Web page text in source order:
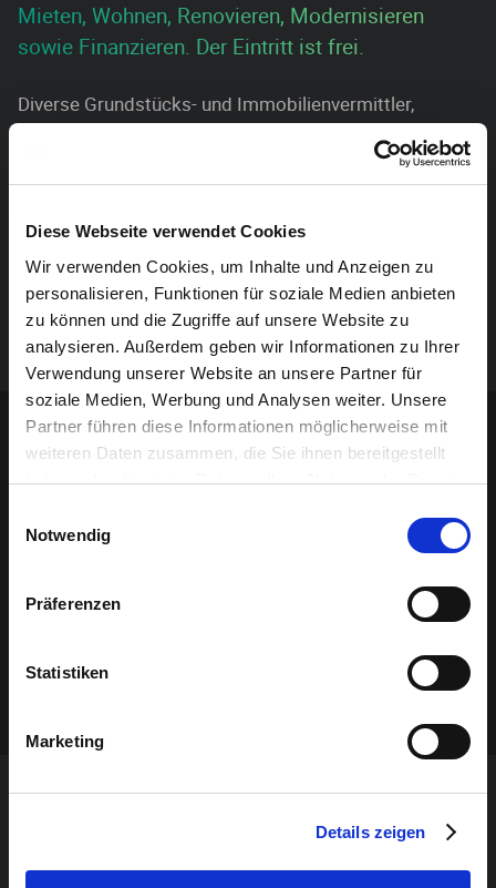
Diese Webseite verwendet Cookies
Wir verwenden Cookies, um Inhalte und Anzeigen zu
personalisieren, Funktionen für soziale Medien anbieten
zu können und die Zugriffe auf unsere Website zu
analysieren. Außerdem geben wir Informationen zu Ihrer
Verwendung unserer Website an unsere Partner für
soziale Medien, Werbung und Analysen weiter. Unsere
Partner führen diese Informationen möglicherweise mit
weiteren Daten zusammen, die Sie ihnen bereitgestellt
haben oder die sie im Rahmen Ihrer Nutzung der Dienste
Notwendig
Präferenzen
Statistiken
Marketing
Details zeigen
Mieten, Wohnen, Renovieren, Modernisieren
sowie Finanzieren. Der Eintritt ist frei.
Diverse Grundstücks- und Immobilienvermittler,
Bauunternehmer, Architekten, Energieversorger und -
berater, Versicherer und Finanzdienstleister
Publikum.
Veranstaltet wird die Immobilienmesse durch das
GrenzEcho. Medienpartner sind Radio Contact,
Sudpresse, Le Soir, Wochenspiegel und Kurier-Journal.
Sponsoren-Inhalt
VERANSTALTUNG VERPASST?
JETZT UNSEREN NEWSLETTER ABONNIEREN